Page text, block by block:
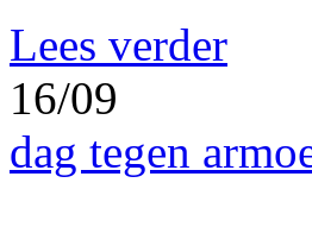
Lees verder
16/09
dag tegen